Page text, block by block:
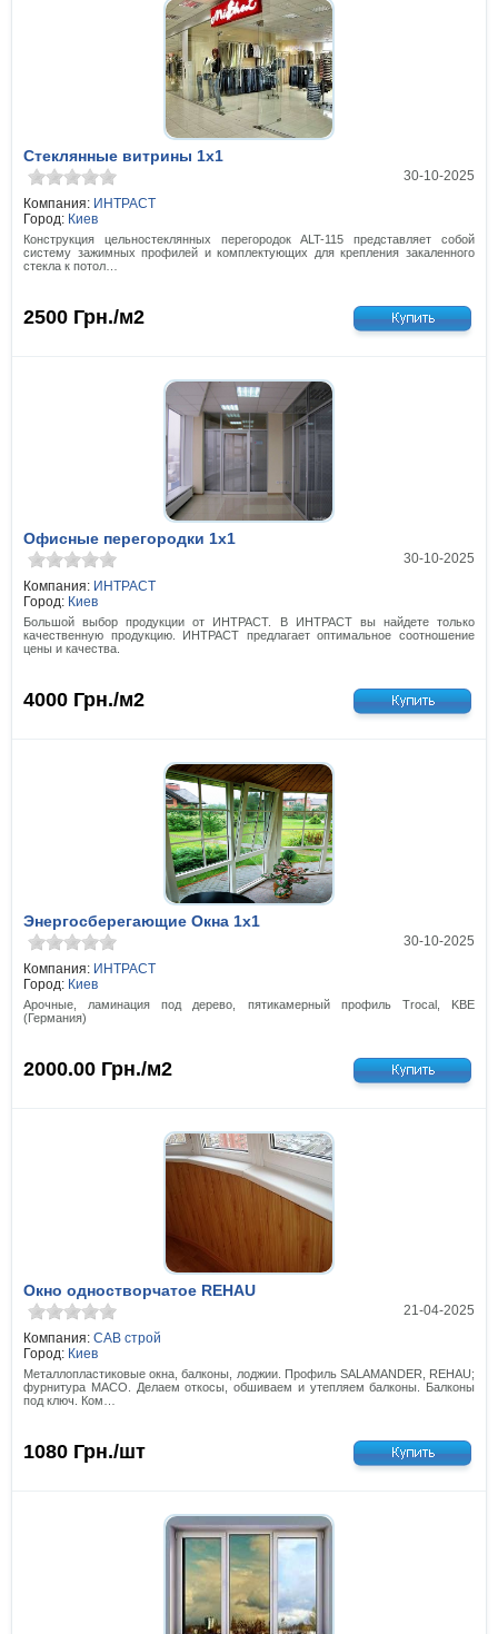
Стеклянные витрины 1x1
30-10-2025
Компания: ИНТРАСТ
Город: Киев
Конструкция цельностеклянных перегородок АLT-115 представляет собой
систему зажимных профилей и комплектующих для крепления закаленного
стекла к потол…
2500 Грн./м2
Офисные перегородки 1x1
30-10-2025
Компания: ИНТРАСТ
Город: Киев
Большой выбор продукции от ИНТРАСТ. В ИНТРАСТ вы найдете только
качественную продукцию. ИНТРАСТ предлагает оптимальное соотношение
цены и качества.
4000 Грн./м2
Энергосберегающие Окна 1x1
30-10-2025
Компания: ИНТРАСТ
Город: Киев
Арочные, ламинация под дерево, пятикамерный профиль Trocal, KBE
(Германия)
2000.00 Грн./м2
Окно одностворчатое REHAU
21-04-2025
Компания: САВ строй
Город: Киев
Металлопластиковые окна, балконы, лоджии. Профиль SALAMANDER, REHAU;
фурнитура МАСО. Делаем откосы, обшиваем и утепляем балконы. Балконы
под ключ. Ком…
1080 Грн./шт